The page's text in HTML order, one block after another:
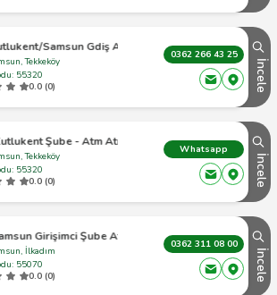
Samsun Gdiş Atm
Tekkeköy
55320
0.0 (0)
0362 266 43 25
İncele
Şube - Atm Atm
Tekkeköy
55320
0.0 (0)
Whatsapp
İncele
Girişimci Şube Atm
İlkadım
55070
0.0 (0)
0362 311 08 00
İncele